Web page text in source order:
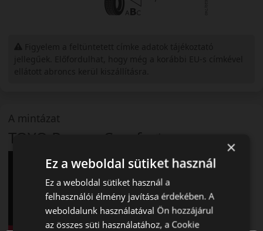
A mintázat
TOYO Proxes Comfort ×
Ez a weboldal sütiket használ
Ez a weboldal sütiket használ a
felhasználói élmény javítása érdekében. A
weboldalunk használatával Ön hozzájárul
az összes süti használatához, a Cookie